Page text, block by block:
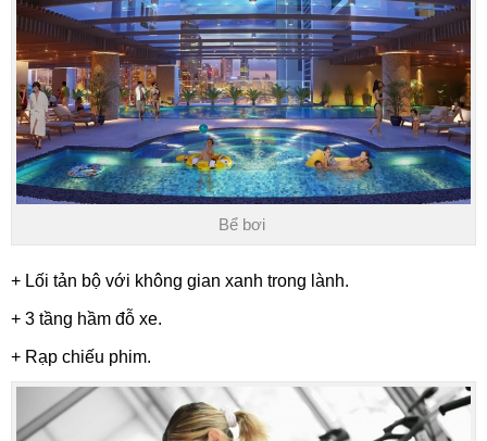
Bể bơi
+ Lối tản bộ với không gian xanh trong lành.
+ 3 tầng hầm đỗ xe.
+ Rạp chiếu phim.